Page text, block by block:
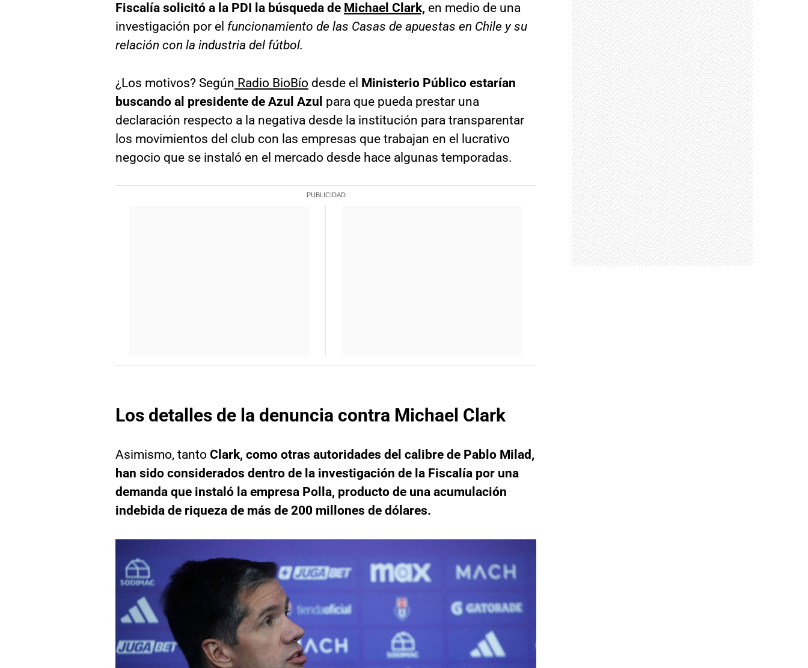
Fiscalía solicitó a la PDI la búsqueda de Michael Clark, en medio de una
investigación por el funcionamiento de las Casas de apuestas en Chile y su
relación con la industria del fútbol.
¿Los motivos? Según Radio BioBío desde el Ministerio Público estarían
buscando al presidente de Azul Azul para que pueda prestar una
declaración respecto a la negativa desde la institución para transparentar
los movimientos del club con las empresas que trabajan en el lucrativo
negocio que se instaló en el mercado desde hace algunas temporadas.
Los detalles de la denuncia contra Michael Clark
Asimismo, tanto Clark, como otras autoridades del calibre de Pablo Milad,
han sido considerados dentro de la investigación de la Fiscalía por una
demanda que instaló la empresa Polla, producto de una acumulación
indebida de riqueza de más de 200 millones de dólares.